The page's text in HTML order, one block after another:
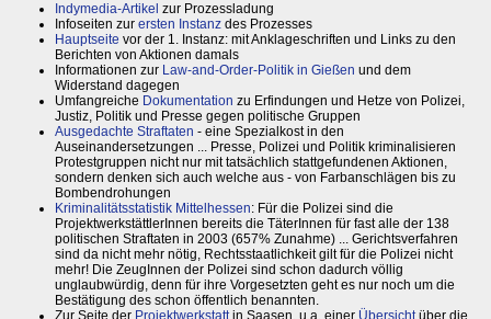
Indymedia-Artikel zur Prozessladung
Infoseiten zur ersten Instanz des Prozesses
Hauptseite vor der 1. Instanz: mit Anklageschriften und Links zu den
Berichten von Aktionen damals
Informationen zur Law-and-Order-Politik in Gießen und dem
Widerstand dagegen
Umfangreiche Dokumentation zu Erfindungen und Hetze von Polizei,
Justiz, Politik und Presse gegen politische Gruppen
Ausgedachte Straftaten - eine Spezialkost in den
Auseinandersetzungen ... Presse, Polizei und Politik kriminalisieren
Protestgruppen nicht nur mit tatsächlich stattgefundenen Aktionen,
sondern denken sich auch welche aus - von Farbanschlägen bis zu
Bombendrohungen
Kriminalitätsstatistik Mittelhessen: Für die Polizei sind die
ProjektwerkstättlerInnen bereits die TäterInnen für fast alle der 138
politischen Straftaten in 2003 (657% Zunahme) ... Gerichtsverfahren
sind da nicht mehr nötig, Rechtsstaatlichkeit gilt für die Polizei nicht
mehr! Die ZeugInnen der Polizei sind schon dadurch völlig
unglaubwürdig, denn für ihre Vorgesetzten geht es nur noch um die
Bestätigung des schon öffentlich benannten.